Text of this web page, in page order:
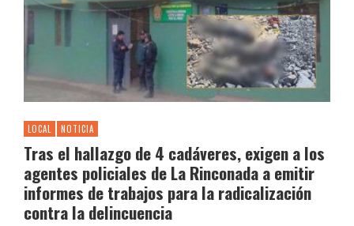
LOCAL NOTICIA
Tras el hallazgo de 4 cadáveres, exigen a los
agentes policiales de La Rinconada a emitir
informes de trabajos para la radicalización
contra la delincuencia